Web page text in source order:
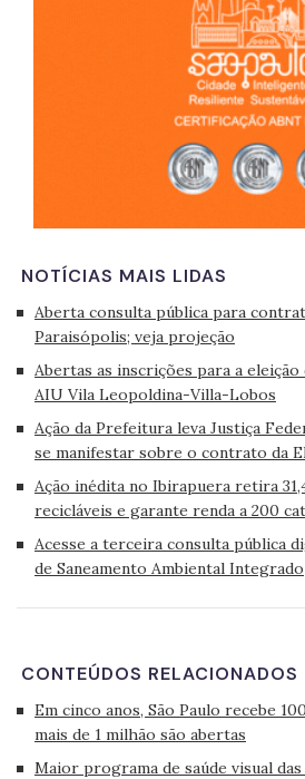
NOTÍCIAS MAIS LIDAS
Aberta consulta pública para
Paraisópolis; veja projeção
Abertas as inscrições para a
AIU Vila Leopoldina-Villa-Lobos
Ação da Prefeitura leva Justiça
se manifestar sobre o contrato da
Ação inédita no Ibirapuera retira
recicláveis e garante renda a 200
Acesse a terceira consulta pública
de Saneamento Ambiental Integrado
CONTEÚDOS RELACIONADOS
Em cinco anos, São Paulo recebe
mais de 1 milhão são abertas
Maior programa de saúde visual